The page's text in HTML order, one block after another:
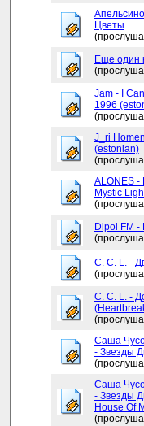
Цветы
Еще один
Jam - I
1996
J_ri
(estonian)
ALONES -
Mystic
Dipol FM -
C. C. L. -
C. C. L. -
Саша
- Звезды
Саша
- Звезды
House Of